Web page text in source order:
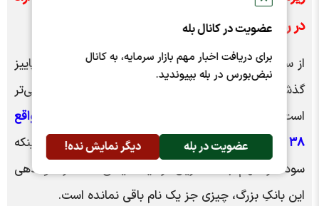
عضویت در کانال بله
برای دریافت اخبار مهم بازار سرمایه، به کانال
نبض‌بورس در بله بپیوندید.
عضویت در بله دیگر نمایش نده!
در روز روشن؟
از سوی دیگر اگر به صورت‌های مالی ۹ ماهه منتهی به پاییز
گذشته نگاه کنید، وضعیت از آنچه تصور می‌شد، بحرانی‌تر
است.
بانک پارسیان با افت ۹۸ درصدی سود انباشته، در واقع
۳۸ هزار میلیارد تومان از ارزشِ خود را دود کرده است.
اینکه
سود هر سهم به «۲۵ ریال» رسیده، یعنی عملاً از سوددهی
این بانکِ بزرگ، چیزی جز یک نام باقی نمانده است.